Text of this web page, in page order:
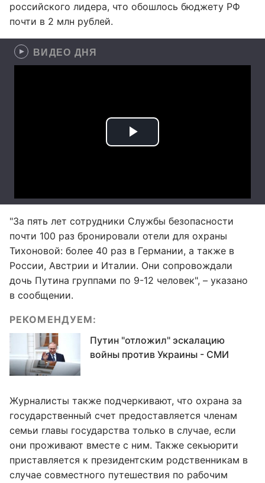
российского лидера, что обошлось бюджету РФ
почти в 2 млн рублей.
ВИДЕО ДНЯ
"За пять лет сотрудники Службы безопасности
почти 100 раз бронировали отели для охраны
Тихоновой: более 40 раз в Германии, а также в
России, Австрии и Италии. Они сопровождали
дочь Путина группами по 9-12 человек", – указано
в сообщении.
РЕКОМЕНДУЕМ:
Путин "отложил" эскалацию
войны против Украины - СМИ
Журналисты также подчеркивают, что охрана за
государственный счет предоставляется членам
семьи главы государства только в случае, если
они проживают вместе с ним. Также секьюрити
приставляется к президентским родственникам в
случае совместного путешествия по рабочим